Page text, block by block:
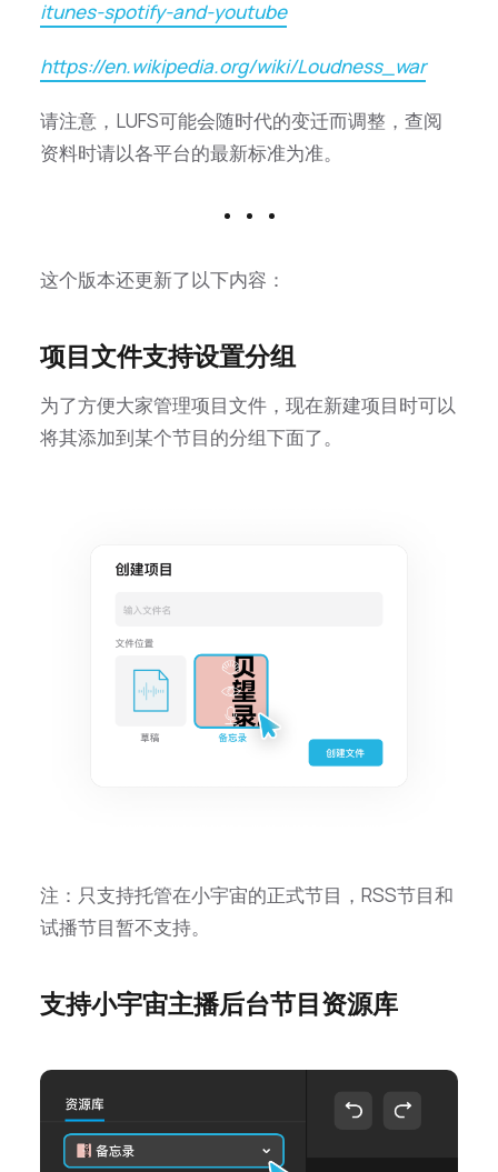
itunes-spotify-and-youtube
https://en.wikipedia.org/wiki/Loudness_war
请注意，LUFS可能会随时代的变迁而调整，查阅
资料时请以各平台的最新标准为准。
这个版本还更新了以下内容：
项目文件支持设置分组
为了方便大家管理项目文件，现在新建项目时可以
将其添加到某个节目的分组下面了。
注：只支持托管在小宇宙的正式节目，RSS节目和
试播节目暂不支持。
支持小宇宙主播后台节目资源库